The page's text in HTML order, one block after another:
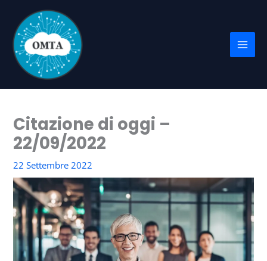
contenuto
Citazione di oggi –
22/09/2022
22 Settembre 2022